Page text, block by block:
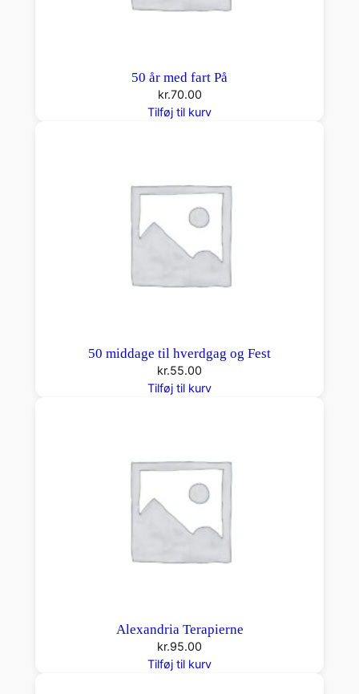
50 år med fart På
kr.70.00
Tilføj til kurv
50 middage til hverdgag og Fest
kr.55.00
Tilføj til kurv
Alexandria Terapierne
kr.95.00
Tilføj til kurv